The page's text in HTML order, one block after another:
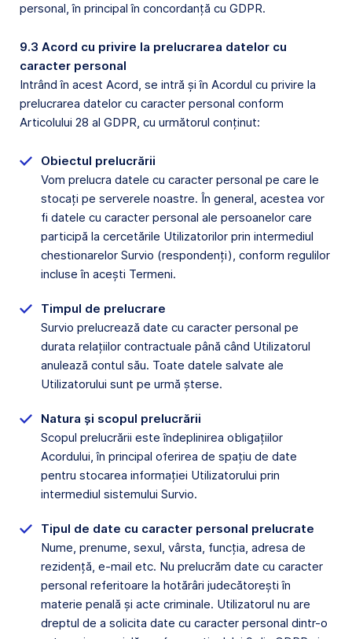
personal, în principal în concordanță cu GDPR.
9.3 Acord cu privire la prelucrarea datelor cu
caracter personal
Intrând în acest Acord, se intră și în Acordul cu privire la
prelucrarea datelor cu caracter personal conform
Articolului 28 al GDPR, cu următorul conținut:
Obiectul prelucrării
Vom prelucra datele cu caracter personal pe care le
stocați pe serverele noastre. În general, acestea vor
fi datele cu caracter personal ale persoanelor care
participă la cercetările Utilizatorilor prin intermediul
chestionarelor Survio (respondenți), conform regulilor
incluse în acești Termeni.
Timpul de prelucrare
Survio prelucrează date cu caracter personal pe
durata relațiilor contractuale până când Utilizatorul
anulează contul său. Toate datele salvate ale
Utilizatorului sunt pe urmă șterse.
Natura și scopul prelucrării
Scopul prelucrării este îndeplinirea obligațiilor
Acordului, în principal oferirea de spațiu de date
pentru stocarea informației Utilizatorului prin
intermediul sistemului Survio.
Tipul de date cu caracter personal prelucrate
Nume, prenume, sexul, vârsta, funcția, adresa de
rezidență, e-mail etc. Nu prelucrăm date cu caracter
personal referitoare la hotărâri judecătorești în
materie penală și acte criminale. Utilizatorul nu are
dreptul de a solicita date cu caracter personal dintr-o